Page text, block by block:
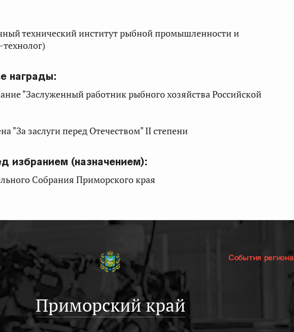
технический институт рыбной промышленности и
награды:
"Заслуженный работник рыбного хозяйства Российской
"За заслуги перед Отечеством" II степени
избранием (назначением):
Собрания Приморского края
События региона
Приморский край